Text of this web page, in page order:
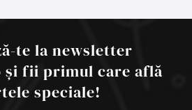
te la newsletter
fii primul care află
speciale!